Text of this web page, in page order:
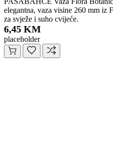
elegantna, vaza visine 260 mm iz
za svježe i suho cvijeće.
6,45 KM
placeholder